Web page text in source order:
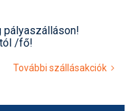
pályaszálláson!
/fő!
További szállásakciók